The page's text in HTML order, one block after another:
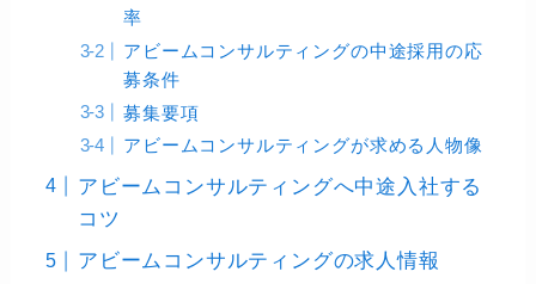
率
アビームコンサルティングの中途採用の応
募条件
募集要項
アビームコンサルティングが求める人物像
アビームコンサルティングへ中途入社する
コツ
アビームコンサルティングの求人情報